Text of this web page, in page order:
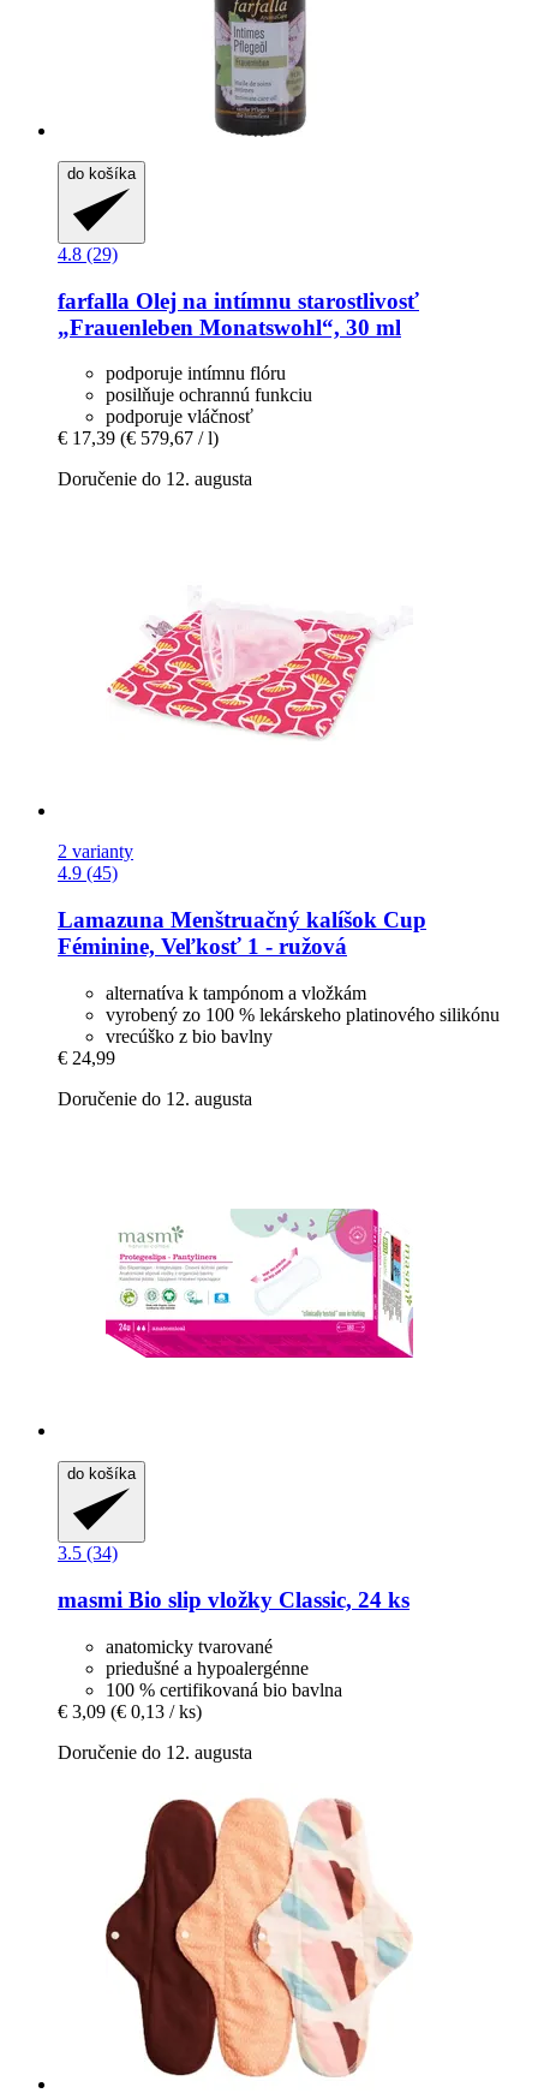
do košíka
4.8 (29)
farfalla Olej na intímnu starostlivosť
„Frauenleben Monatswohl“, 30 ml
podporuje intímnu flóru
posilňuje ochrannú funkciu
podporuje vláčnosť
€ 17,39 (€ 579,67 / l)
Doručenie do 12. augusta
2 varianty
4.9 (45)
Lamazuna Menštruačný kalíšok Cup
Féminine, Veľkosť 1 -​ ružová
alternatíva k tampónom a vložkám
vyrobený zo 100 % lekárskeho platinového silikónu
vrecúško z bio bavlny
€ 24,99
Doručenie do 12. augusta
do košíka
3.5 (34)
masmi Bio slip vložky Classic, 24 ks
anatomicky tvarované
priedušné a hypoalergénne
100 % certifikovaná bio bavlna
€ 3,09 (€ 0,13 / ks)
Doručenie do 12. augusta